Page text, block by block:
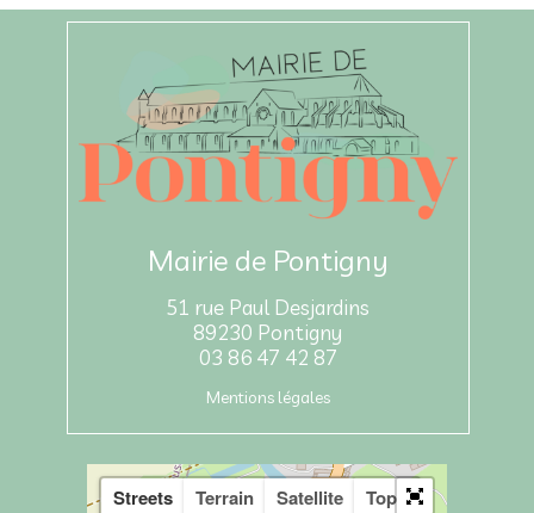
Mairie de Pontigny
51 rue Paul Desjardins
89230 Pontigny
03 86 47 42 87
Mentions légales
Streets Terrain Satellite Topo